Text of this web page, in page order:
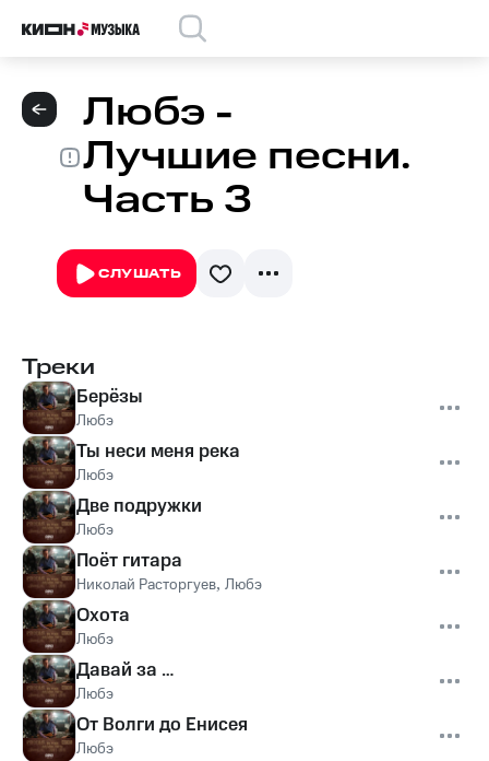
Любэ -
Лучшие песни.
Часть 3
СЛУШАТЬ
Треки
Берёзы
Любэ
Ты неси меня река
Любэ
Две подружки
Любэ
Поёт гитара
Николай Расторгуев, Любэ
Охота
Любэ
Давай за …
Любэ
От Волги до Енисея
Любэ